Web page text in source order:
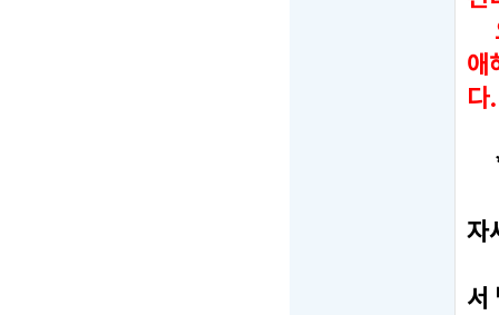
애
다.
*
자
서